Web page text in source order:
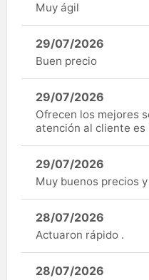
Muy ágil
29/07/2026
Buen precio
29/07/2026
Ofrecen los mejores
atención al cliente es
29/07/2026
Muy buenos precios
28/07/2026
Actuaron rápido .
28/07/2026